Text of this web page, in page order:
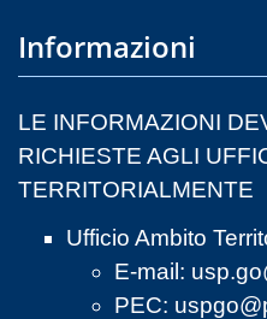
Informazioni
LE INFORMAZIONI
RICHIESTE AGLI
TERRITORIALMENTE
Ufficio Ambito
E-mail:
PEC: